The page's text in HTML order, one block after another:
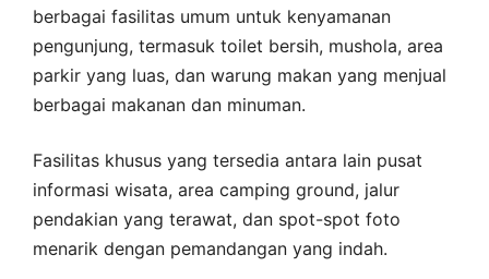
berbagai fasilitas umum untuk kenyamanan
pengunjung, termasuk toilet bersih, mushola, area
parkir yang luas, dan warung makan yang menjual
berbagai makanan dan minuman.
Fasilitas khusus yang tersedia antara lain pusat
informasi wisata, area camping ground, jalur
pendakian yang terawat, dan spot-spot foto
menarik dengan pemandangan yang indah.